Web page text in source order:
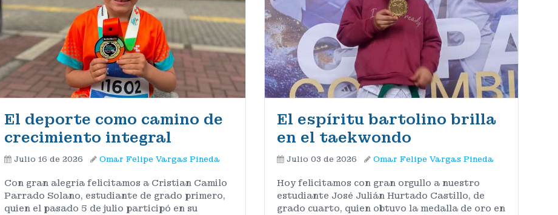
El deporte como camino de
crecimiento integral
Julio 16 de 2026 Omar Felipe Vargas Pineda
Con gran alegría felicitamos a Cristian Camilo
Parrado Solano, estudiante de grado primero,
quien el pasado 5 de julio participó en su
El espíritu bartolino brilla
en el taekwondo
Julio 03 de 2026 Omar Felipe Vargas Pineda
Hoy felicitamos con gran orgullo a nuestro
estudiante José Julián Hurtado Castillo, de
grado cuarto, quien obtuvo la medalla de oro en